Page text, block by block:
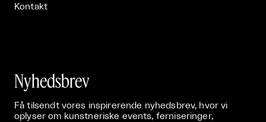
Kontakt
Nyhedsbrev
Få tilsendt vores inspirerende nyhedsbrev, hvor vi
oplyser om kunstneriske events, ferniseringer,